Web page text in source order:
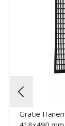
Gratie